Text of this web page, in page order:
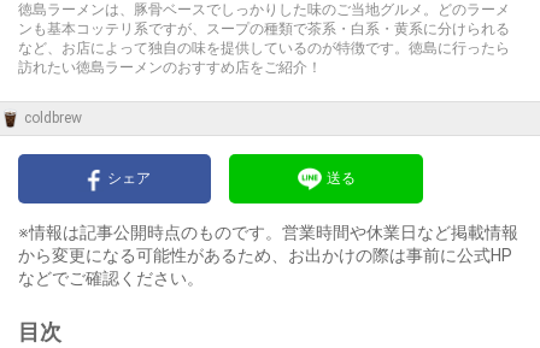
徳島ラーメンは、豚骨ベースでしっかりした味のご当地グルメ。どのラーメ
ンも基本コッテリ系ですが、スープの種類で茶系・白系・黄系に分けられる
など、お店によって独自の味を提供しているのが特徴です。徳島に行ったら
訪れたい徳島ラーメンのおすすめ店をご紹介！
coldbrew
シェア 送る
※情報は記事公開時点のものです。営業時間や休業日など掲載情報
から変更になる可能性があるため、お出かけの際は事前に公式HP
などでご確認ください。
目次